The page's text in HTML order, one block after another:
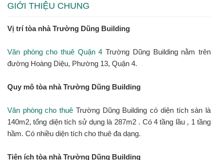
GIỚI THIỆU CHUNG
Vị trí tòa nhà Trường Dũng Building
Văn phòng cho thuê Quận 4 Trường Dũng Building nằm trên
đường Hoàng Diệu, Phường 13, Quận 4.
Quy mô tòa nhà Trường Dũng Building
Văn phòng cho thuê Trường Dũng Building có diện tích sàn là
140m2, tổng diện tích sử dụng là 287m2 . Có 4 tầng lầu , 1 tầng
hầm. Có nhiều diện tích cho thuê đa dạng.
Tiện ích tòa nhà Trường Dũng Building